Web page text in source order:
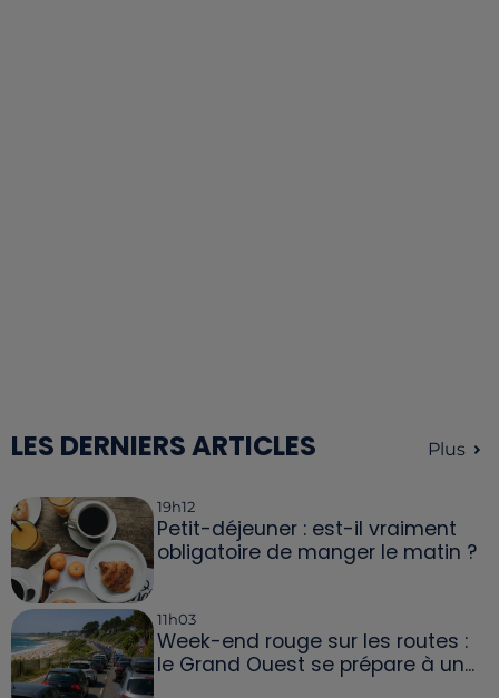
LES DERNIERS ARTICLES Plus
19h12
Petit-déjeuner : est-il vraiment
obligatoire de manger le matin ?
11h03
Week-end rouge sur les routes :
le Grand Ouest se prépare à un...